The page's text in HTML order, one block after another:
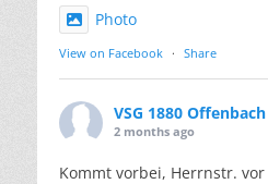
Photo
View on Facebook · Share
VSG 1880 Offenbach
2 months ago
Kommt vorbei, Herrnstr.